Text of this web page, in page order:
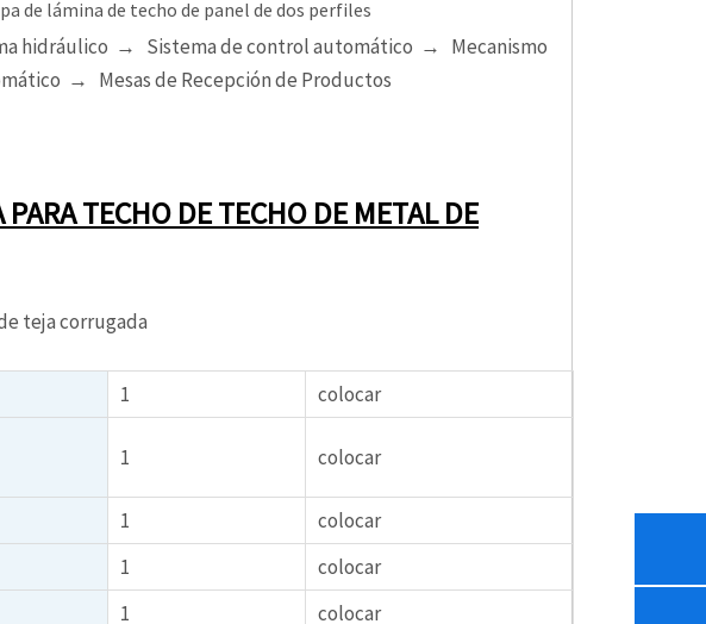
de lámina de techo de panel de dos perfiles
hidráulico → Sistema de control automático → Mecanismo
→ Mesas de Recepción de Productos
TECHO DE TECHO DE METAL DE
teja corrugada
1
colocar
1 colocar
1
colocar
1
colocar
1
colocar